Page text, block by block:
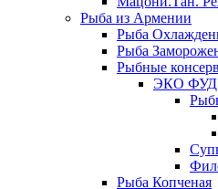
Рыба из Армении
Рыба
Рыба
Рыбные
ЭКО ФУД
Рыба Копченая